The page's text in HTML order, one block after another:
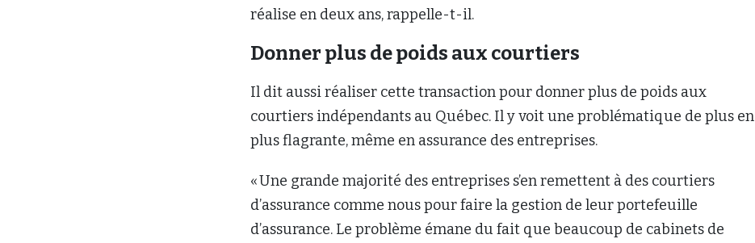
réalise en deux ans, rappelle-t-il.
Donner plus de poids aux courtiers
Il dit aussi réaliser cette transaction pour donner plus de poids aux
courtiers indépendants au Québec. Il y voit une problématique de plus en
plus flagrante, même en assurance des entreprises.
« Une grande majorité des entreprises s’en remettent à des courtiers
d’assurance comme nous pour faire la gestion de leur portefeuille
d’assurance. Le problème émane du fait que beaucoup de cabinets de